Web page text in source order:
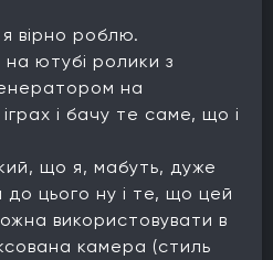
вірно роблю.
ютубі ролики з
на
і бачу те саме, що і
що я, мабуть, дуже
до цього ну і те, що цей
використовувати в
камера (стиль